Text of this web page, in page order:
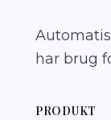
har brug
PRODUKT